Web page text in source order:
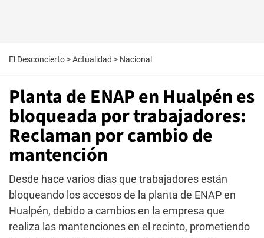
El Desconcierto >Actualidad > Nacional
Planta de ENAP en Hualpén es
bloqueada por trabajadores:
Reclaman por cambio de
mantención
Desde hace varios días que trabajadores están
bloqueando los accesos de la planta de ENAP en
Hualpén, debido a cambios en la empresa que
realiza las mantenciones en el recinto, prometiendo